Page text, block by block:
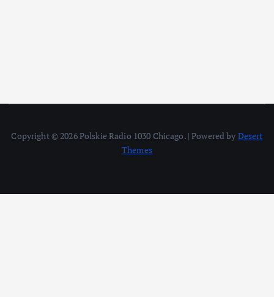
Copyright © 2026 Polskie Radio 1030 Chicago. | Powered by Desert
Themes